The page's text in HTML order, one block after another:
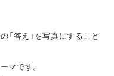
「答え」を写真にすること
マです。